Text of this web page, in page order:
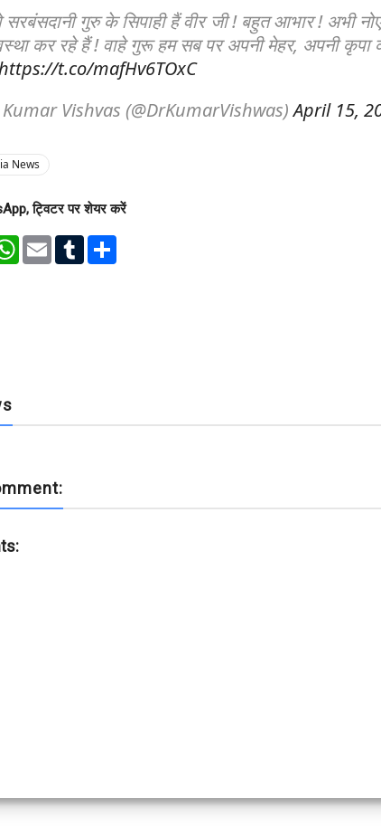
गुरु के सिपाही हैं वीर जी ! बहुत आभार ! अभी
कर रहे हैं ! वाहे गुरू हम सब पर अपनी मेहर, अपनी कृपा
t.co/mafHv6TOxC
Vishvas (@DrKumarVishwas)April 15,
News
ट्विटर पर शेयर करें
W
E
T